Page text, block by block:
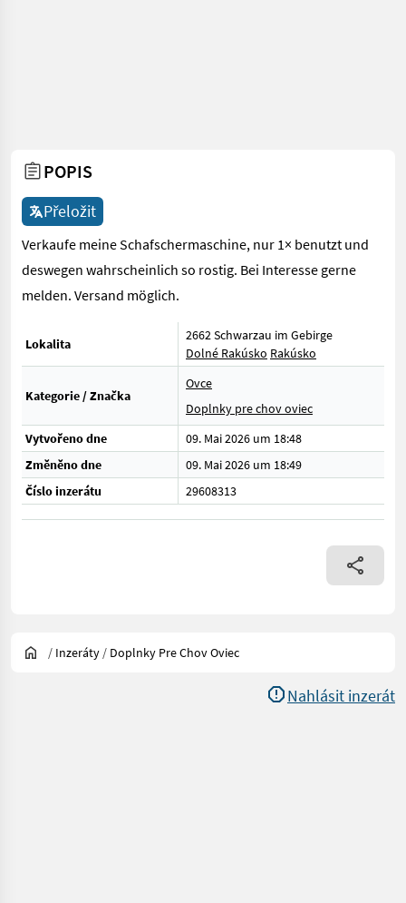
POPIS
Přeložit
Verkaufe meine Schafschermaschine, nur 1× benutzt und
deswegen wahrscheinlich so rostig. Bei Interesse gerne
melden. Versand möglich.
Lokalita
2662 Schwarzau im Gebirge
Dolné Rakúsko Rakúsko
Kategorie / Značka
Ovce
Doplnky pre chov oviec
Vytvořeno dne
09. Mai 2026 um 18:48
Změněno dne
09. Mai 2026 um 18:49
Číslo inzerátu
29608313
/ Inzeráty / Doplnky Pre Chov Oviec
Nahlásit inzerát